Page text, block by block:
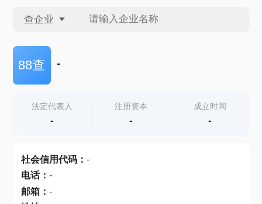
查企业
查企业
查产地
88查 -
法定代表人
-
注册资本
-
成立时间
-
社会信用代码： -
电话： -
邮箱： -